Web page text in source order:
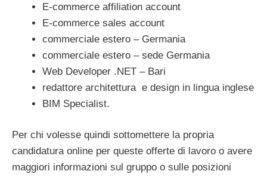
E-commerce affiliation account
E-commerce sales account
commerciale estero – Germania
commerciale estero – sede Germania
Web Developer .NET – Bari
redattore architettura e design in lingua inglese
BIM Specialist.
Per chi volesse quindi sottomettere la propria
candidatura online per queste offerte di lavoro o avere
maggiori informazioni sul gruppo o sulle posizioni